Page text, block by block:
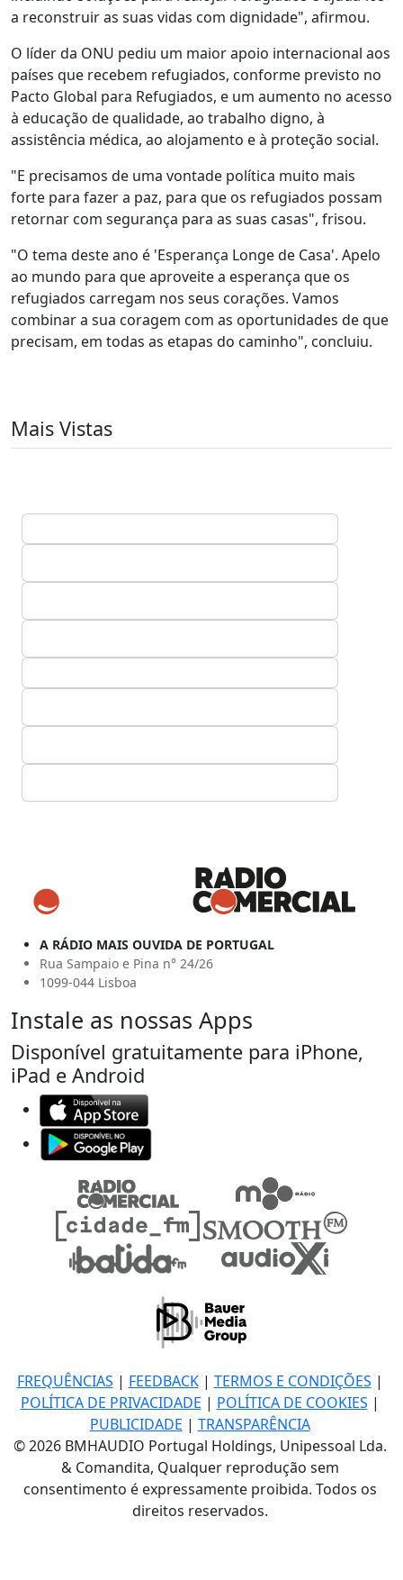
a reconstruir as suas vidas com dignidade", afirmou.
O líder da ONU pediu um maior apoio internacional aos
países que recebem refugiados, conforme previsto no
Pacto Global para Refugiados, e um aumento no acesso
à educação de qualidade, ao trabalho digno, à
assistência médica, ao alojamento e à proteção social.
"E precisamos de uma vontade política muito mais
forte para fazer a paz, para que os refugiados possam
retornar com segurança para as suas casas", frisou.
"O tema deste ano é 'Esperança Longe de Casa'. Apelo
ao mundo para que aproveite a esperança que os
refugiados carregam nos seus corações. Vamos
combinar a sua coragem com as oportunidades de que
precisam, em todas as etapas do caminho", concluiu.
Mais Vistas
A RÁDIO MAIS OUVIDA DE PORTUGAL
Rua Sampaio e Pina n° 24/26
1099-044 Lisboa
Instale as nossas Apps
Disponível gratuitamente para iPhone,
iPad e Android
FREQUÊNCIAS | FEEDBACK| TERMOS E CONDIÇÕES |
POLÍTICA DE PRIVACIDADE | POLÍTICA DE COOKIES |
PUBLICIDADE | TRANSPARÊNCIA
© 2026 BMHAUDIO Portugal Holdings, Unipessoal Lda.
& Comandita, Qualquer reprodução sem
consentimento é expressamente proibida. Todos os
direitos reservados.